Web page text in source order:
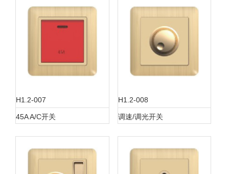
H1.2-007
45A A/C开关
H1.2-008
调速/调光开关